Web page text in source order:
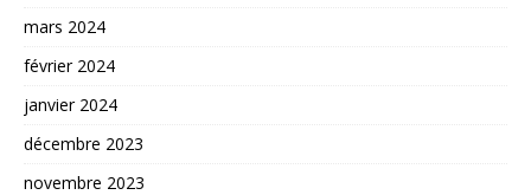
mars 2024
février 2024
janvier 2024
décembre 2023
novembre 2023